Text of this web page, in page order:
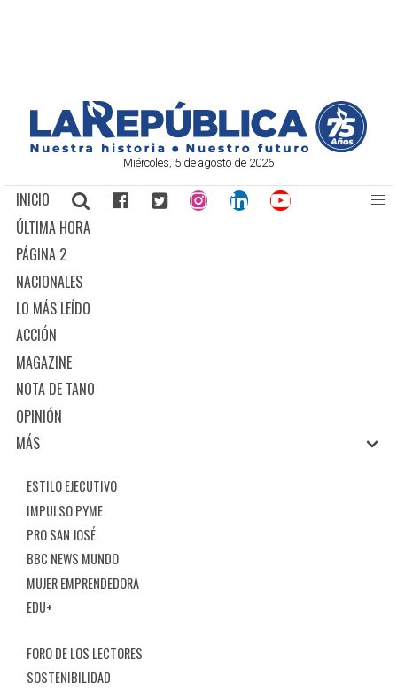
Miércoles, 5 de agosto de 2026
INICIO
ÚLTIMA HORA
PÁGINA 2
NACIONALES
LO MÁS LEÍDO
ACCIÓN
MAGAZINE
NOTA DE TANO
OPINIÓN
MÁS
ESTILO EJECUTIVO
IMPULSO PYME
PRO SAN JOSÉ
BBC NEWS MUNDO
MUJER EMPRENDEDORA
EDU+
FORO DE LOS LECTORES
SOSTENIBILIDAD